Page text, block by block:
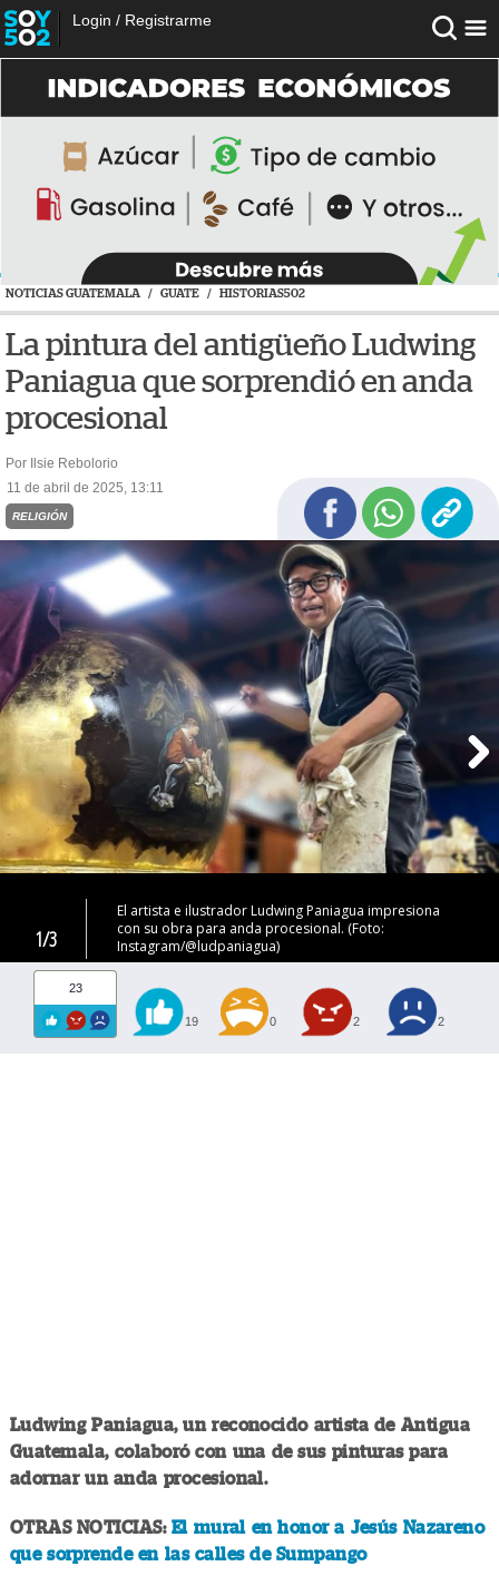
Login / Registrarme
NOTICIAS GUATEMALA / GUATE / HISTORIAS502
La pintura del antigüeño Ludwing
Paniagua que sorprendió en anda
procesional
Por Ilsie Rebolorio
11 de abril de 2025, 13:11
RELIGIÓN
1/3
El artista e ilustrador Ludwing Paniagua impresiona
con su obra para anda procesional. (Foto:
Instagram/@ludpaniagua)
23
19 0 2 2
Ludwing Paniagua, un reconocido artista de Antigua
Guatemala, colaboró con una de sus pinturas para
adornar un anda procesional.
OTRAS NOTICIAS: El mural en honor a Jesús Nazareno
que sorprende en las calles de Sumpango